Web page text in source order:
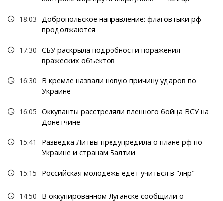
18:03 Добропольское направление: флаговтыки рф
продолжаются
17:30 СБУ раскрыла подробности поражения
вражеских объектов
16:30
В кремле назвали новую причину ударов по
Украине
16:05 Оккупанты расстреляли пленного бойца ВСУ на
Донетчине
15:41
Разведка Литвы предупредила о плане рф по
Украине и странам Балтии
15:15 Российская молодежь едет учиться в "лнр"
14:50
В оккупированном Луганске сообщили о